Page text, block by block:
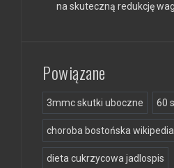
na skuteczną redukcję
Powiązane
3mmc skutki uboczne 60
choroba bostońska wikipedia
dieta cukrzycowa jadlospis